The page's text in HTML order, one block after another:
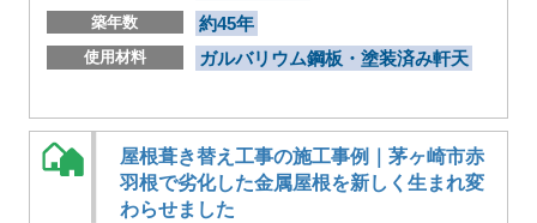
築年数 約45年
使用材料 ガルバリウム鋼板・塗装済み軒天
屋根葺き替え工事の施工事例｜茅ヶ崎市赤
羽根で劣化した金属屋根を新しく生まれ変
わらせました